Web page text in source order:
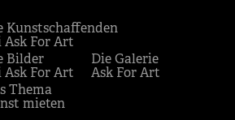
Kunstschaffenden
Ask For Art
Bilder
Ask For Art
Die Galerie
Ask For Art
Thema
mieten